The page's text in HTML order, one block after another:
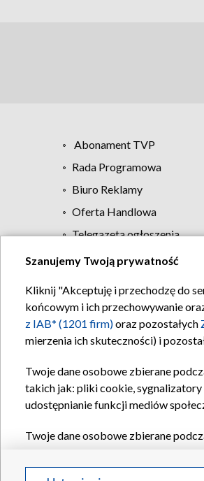
Abonament TVP
Rada Programowa
Biuro Reklamy
Oferta Handlowa
Telegazeta ogłoszenia
Szanujemy Twoją prywatność
Kliknij "Akceptuję i przechodzę do
końcowym i ich przechowywanie
z IAB* (1201 firm)oraz pozostałych
mierzenia ich skuteczności) i
Twoje dane osobowe zbierane
takich jak: pliki cookie, sygnalizatory
udostępnianie funkcji mediów
Twoje dane osobowe zbierane
Partnerów TVPdla realizacji